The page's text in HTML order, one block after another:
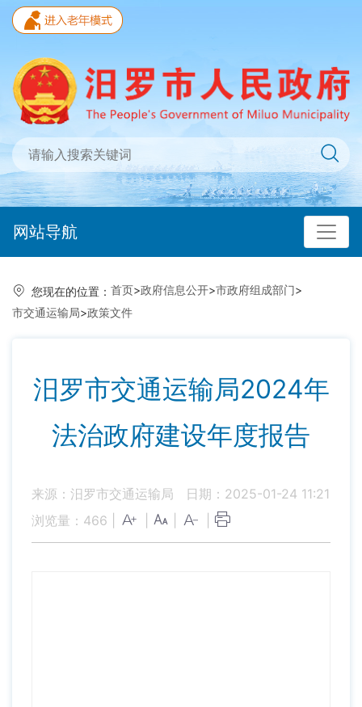
网站导航
您现在的位置： 首页>政府信息公开>市政府组成部门>
市交通运输局>政策文件
汨罗市交通运输局2024年
法治政府建设年度报告
来源：汨罗市交通运输局
日期：2025-01-24 11:21
浏览量： 466